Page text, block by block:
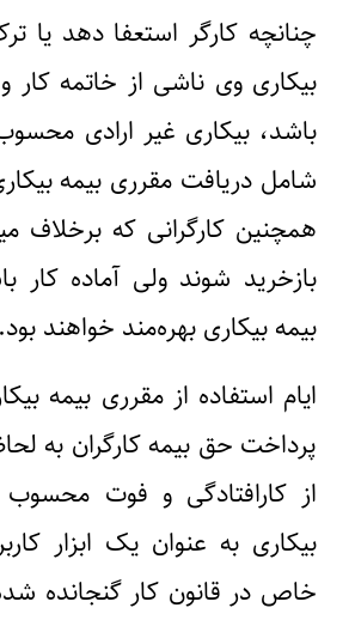
چنانچه کارگر استعفا دهد یا
بیکاری وی ناشی از خاتمه
باشد، بیکاری غیر ارادی
شامل دریافت مقرری بیمه
همچنین کارگرانی که برخلاف
بازخرید شوند ولی آماده کار
بیمه بیکاری بهره‌مند خواهند بود.
ایام استفاده از مقرری بیمه
پرداخت حق بیمه کارگران به
از کارافتادگی و فوت
بیکاری به عنوان یک ابزار
خاص در قانون کار گنجانده